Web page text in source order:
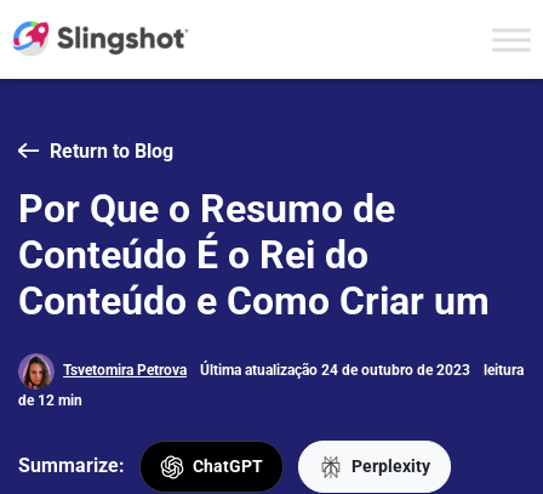
Return to Blog
Por Que o Resumo de
Conteúdo É o Rei do
Conteúdo e Como Criar um
Tsvetomira Petrova Última atualização 24 de outubro de 2023
leitura
de 12 min
Summarize: ChatGPT Perplexity